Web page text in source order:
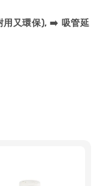
用又環保), ➡️ 吸管延